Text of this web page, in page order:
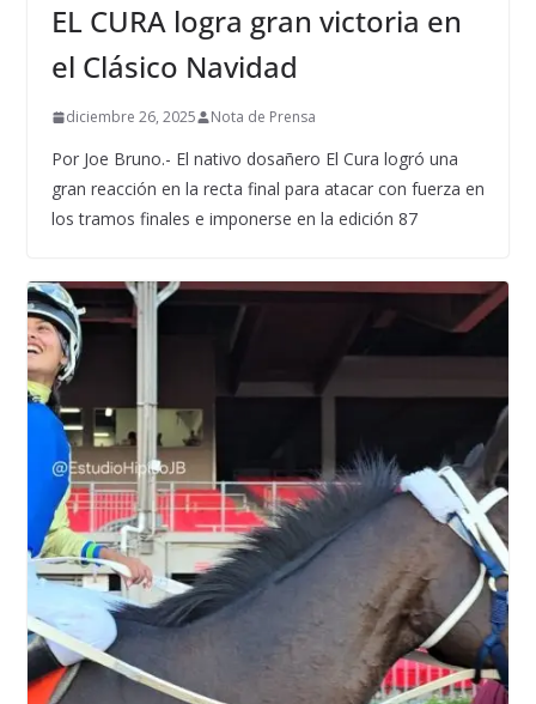
EL CURA logra gran victoria en
el Clásico Navidad
diciembre 26, 2025 Nota de Prensa
Por Joe Bruno.- El nativo dosañero El Cura logró una
gran reacción en la recta final para atacar con fuerza en
los tramos finales e imponerse en la edición 87